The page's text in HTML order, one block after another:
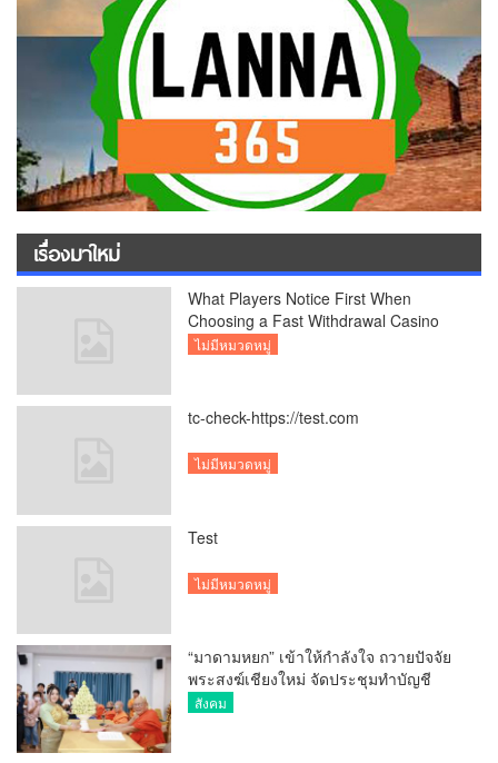
เรื่องมาใหม่
What Players Notice First When
Choosing a Fast Withdrawal Casino
UK
ไม่มีหมวดหมู่
tc-check-https://test.com
ไม่มีหมวดหมู่
Test
ไม่มีหมวดหมู่
“มาดามหยก” เข้าให้กำลังใจ ถวายปัจจัย
พระสงฆ์เชียงใหม่ จัดประชุมทำบัญชี
รายรับรายจ่ายของวัด กว่า 300 รูป ที่วัด
สังคม